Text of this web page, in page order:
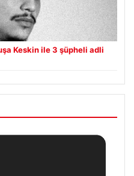
Keskin ile 3 şüpheli adli